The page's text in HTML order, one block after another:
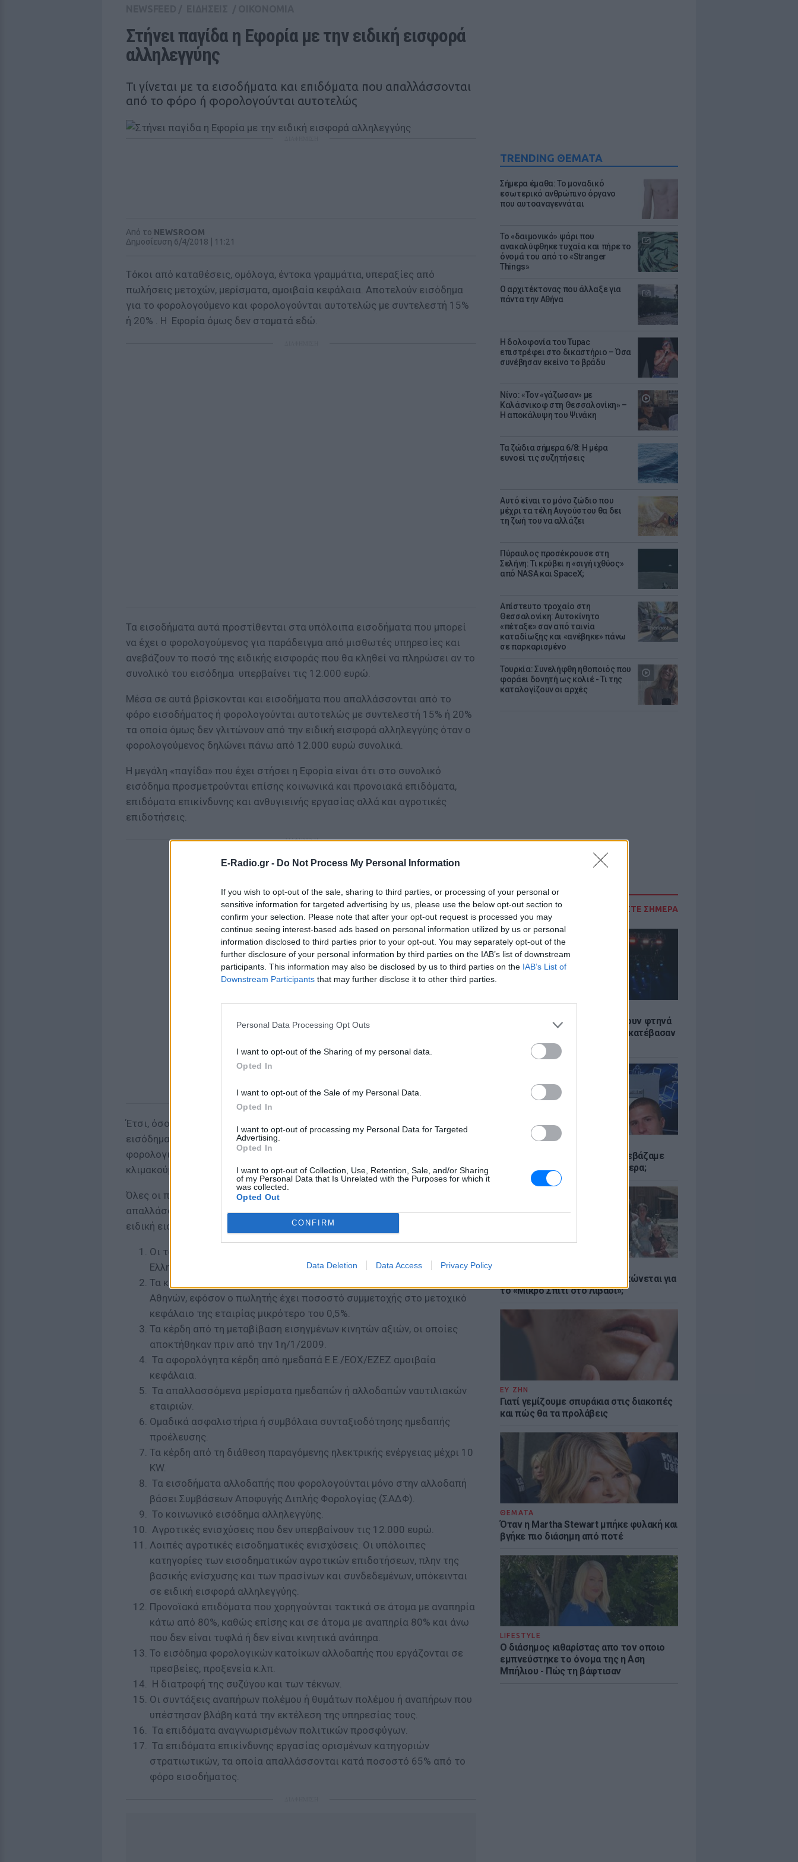
E-Radio.gr - Do Not Process My Personal Information
If you wish to opt-out of the sale, sharing to third parties, or processing of your personal or
sensitive information for targeted advertising by us, please use the below opt-out section to
confirm your selection. Please note that after your opt-out request is processed you may
continue seeing interest-based ads based on personal information utilized by us or personal
information disclosed to third parties prior to your opt-out. You may separately opt-out of the
further disclosure of your personal information by third parties on the IAB’s list of downstream
participants. This information may also be disclosed by us to third parties on the IAB’s List of
Downstream Participants that may further disclose it to other third parties.
Personal Data Processing Opt Outs
I want to opt-out of the Sharing of my personal data.
Opted In
I want to opt-out of the Sale of my Personal Data.
Opted In
I want to opt-out of processing my Personal Data for Targeted
Advertising.
Opted In
I want to opt-out of Collection, Use, Retention, Sale, and/or Sharing
of my Personal Data that Is Unrelated with the Purposes for which it
was collected.
Opted Out
CONFIRM
Data Deletion Data Access Privacy Policy
TRENDING ΘΕΜΑΤΑ
Σήμερα έμαθα: Το μοναδικό
εσωτερικό ανθρώπινο όργανο
που αυτοαναγεννάται
Το «δαιμονικό» ψάρι που
ανακαλύφθηκε τυχαία και πήρε το
όνομά του από το «Stranger
Things»
Ο αρχιτέκτονας που άλλαξε για
πάντα την Αθήνα
Η δολοφονία του Tupac
επιστρέφει στο δικαστήριο – Όσα
συνέβησαν εκείνο το βράδυ
Νίνο: «Τον «γάζωσαν» με
Καλάσνικοφ στη Θεσσαλονίκη» –
Η αποκάλυψη του Ψινάκη
Τα ζώδια σήμερα 6/8: Η μέρα
ευνοεί τις συζητήσεις
Αυτό είναι το μόνο ζώδιο που
μέχρι τα τέλη Αυγούστου θα δει
τη ζωή του να αλλάζει
Πύραυλος προσέκρουσε στη
Σελήνη: Τι κρύβει η «σιγή ιχθύος»
από NASA και SpaceX;
Απίστευτο τροχαίο στη
Θεσσαλονίκη: Αυτοκίνητο
«πέταξε» σαν από ταινία
καταδίωξης και «ανέβηκε» πάνω
σε παρκαρισμένο
Τουρκία: Συνελήφθη ηθοποιός που
φοράει δoνητή ως κολιέ - Τι της
καταλογίζουν οι αρχές
ΔΙΑΒΑΣΤΕ ΣΗΜΕΡΑ
Οι συναυλίες επιτέλους βγάζουν φτηνά
εισιτήρια - Ποιοι καλλιτέχνες κατέβασαν
τις τιμές
Έφτιαξαν το Napster που κατεβάζαμε
μουσική - Πού βρίσκονται σήμερα;
Explainer: Γιατί η Αμερική τσακώνεται για
το «Μικρό Σπίτι στο Λιβάδι»;
ΕΥ ΖΗΝ
Γιατί γεμίζουμε σπυράκια στις διακοπές
και πώς θα τα προλάβεις
ΘΕΜΑΤΑ
Όταν η Martha Stewart μπήκε φυλακή και
βγήκε πιο διάσημη από ποτέ
LIFESTYLE
Ο διάσημος κιθαρίστας απο τον οποιο
εμπνεύστηκε το όνομα της η Αση
Μπήλιου - Πώς τη βάφτισαν
Στήνει παγίδα η Εφορία με την ειδική εισφορά
αλληλεγγύης
Τι γίνεται με τα εισοδήματα και επιδόματα που απαλλάσσονται
από το φόρο ή φορολογούνται αυτοτελώς
Από το NEWSROOM
Δημοσίευση 6/4/2018 | 11:21
Τόκοι από καταθέσεις, ομόλογα, έντοκα γραμμάτια, υπεραξίες από
πωλήσεις μετοχών, μερίσματα, αμοιβαία κεφάλαια. Αποτελούν εισόδημα
για το φορολογούμενο και φορολογούνται αυτοτελώς με συντελεστή 15%
ή 20% . Η Εφορία όμως δεν σταματά εδώ.
Τα εισοδήματα αυτά προστίθενται στα υπόλοιπα εισοδήματα που μπορεί
να έχει ο φορολογούμενος για παράδειγμα από μισθωτές υπηρεσίες και
ανεβάζουν το ποσό της ειδικής εισφοράς που θα κληθεί να πληρώσει αν το
συνολικό του εισόδημα υπερβαίνει τις 12.000 ευρώ.
Μέσα σε αυτά βρίσκονται και εισοδήματα που απαλλάσσονται από το
φόρο εισοδήματος ή φορολογούνται αυτοτελώς με συντελεστή 15% ή 20%
τα οποία όμως δεν γλιτώνουν από την ειδική εισφορά αλληλεγγύης όταν ο
φορολογούμενος δηλώνει πάνω από 12.000 ευρώ συνολικά.
Η μεγάλη «παγίδα» που έχει στήσει η Εφορία είναι ότι στο συνολικό
εισόδημα προσμετρούνται επίσης κοινωνικά και προνοιακά επιδόματα,
επιδόματα επικίνδυνης και ανθυγιεινής εργασίας αλλά και αγροτικές
επιδοτήσεις.
ΔΙΑΦΗΜΙΣΗ
Έτσι, όσοι εισέπραξαν το 2017 τέτοια ποσά και το συνολικό τους
εισόδημα υπερβαίνει τις 12.000 ευρώ τότε φέτος με την υποβολή της
φορολογικής δήλωσης θα επιβαρυνθούν με ειδική εισφορά αλληλεγγύης
κλιμακούμενη από 2,2% έως και 10%.
Όλες οι περιπτώσεις των εισοδημάτων - επιδομάτων που ενώ
απαλλάσσονται από το φόρο ή φορολογούνται αυτοτελώς υπόκεινται σε
ειδική εισφορά αλληλεγγύης είναι τα εξής:
Οι τόκοι ομολόγων Ελληνικού Δημοσίου ή έντοκων γραμματίων
Ελληνικού Δημοσίου.
Τα κέρδη από την πώληση μετοχών εισηγμένων στο Χρηματιστήριο
Αθηνών, εφόσον ο πωλητής έχει ποσοστό συμμετοχής στο μετοχικό
κεφάλαιο της εταιρίας μικρότερο του 0,5%.
Τα κέρδη από τη μεταβίβαση εισηγμένων κινητών αξιών, οι οποίες
αποκτήθηκαν πριν από την 1η/1/2009.
Τα αφορολόγητα κέρδη από ημεδαπά Ε.Ε./ΕΟΧ/ΕΖΕΖ αμοιβαία
κεφάλαια.
Τα απαλλασσόμενα μερίσματα ημεδαπών ή αλλοδαπών ναυτιλιακών
εταιριών.
Ομαδικά ασφαλιστήρια ή συμβόλαια συνταξιοδότησης ημεδαπής
προέλευσης.
Τα κέρδη από τη διάθεση παραγόμενης ηλεκτρικής ενέργειας μέχρι 10
KW.
Τα εισοδήματα αλλοδαπής που φορολογούνται μόνο στην αλλοδαπή
βάσει Συμβάσεων Αποφυγής Διπλής Φορολογίας (ΣΑΔΦ).
Το κοινωνικό εισόδημα αλληλεγγύης.
Αγροτικές ενισχύσεις που δεν υπερβαίνουν τις 12.000 ευρώ.
Λοιπές αγροτικές εισοδηματικές ενισχύσεις. Οι υπόλοιπες
κατηγορίες των εισοδηματικών αγροτικών επιδοτήσεων, πλην της
βασικής ενίσχυσης και των πρασίνων και συνδεδεμένων, υπόκεινται
σε ειδική εισφορά αλληλεγγύης.
Προνοϊακά επιδόματα που χορηγούνται τακτικά σε άτομα με αναπηρία
κάτω από 80%, καθώς επίσης και σε άτομα με αναπηρία 80% και άνω
που δεν είναι τυφλά ή δεν είναι κινητικά ανάπηρα.
Το εισόδημα φορολογικών κατοίκων αλλοδαπής που εργάζονται σε
πρεσβείες, προξενεία κ.λπ.
Η διατροφή της συζύγου και των τέκνων.
Οι συντάξεις αναπήρων πολέμου ή θυμάτων πολέμου ή αναπήρων που
υπέστησαν βλάβη κατά την εκτέλεση της υπηρεσίας τους.
Τα επιδόματα αναγνωρισμένων πολιτικών προσφύγων.
Τα επιδόματα επικίνδυνης εργασίας ορισμένων κατηγοριών
στρατιωτικών, τα οποία απαλλάσσονται κατά ποσοστό 65% από το
φόρο εισοδήματος.